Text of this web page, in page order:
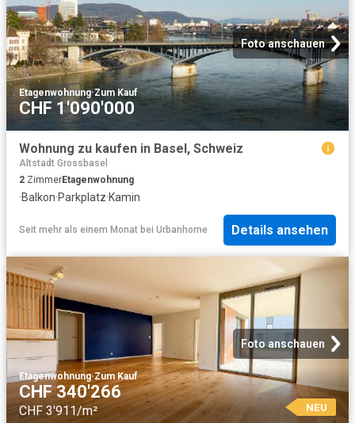
Foto anschauen
Etagenwohnung·Zum Kauf
CHF 1'090'000
Wohnung zu kaufen in Basel, Schweiz
Altstadt Grossbasel
2 ZimmerEtagenwohnung
·Balkon·Parkplatz·Kamin
Seit mehr als einem Monat bei Urbanhome Details ansehen
Foto anschauen
Etagenwohnung·Zum Kauf
CHF 340'266
CHF 3'911/m² NEU